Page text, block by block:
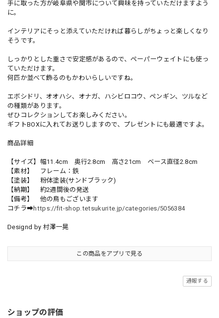
手に取った方が岐阜県や関市について興味を持っていただけますよう
に。
インテリアにそっと添えていただければ暮らしがちょっと楽しくなり
そうです。
しっかりとした重さで安定感があるので、ペーパーウェイトにも使っ
ていただけます。
何匹か並べて飾るのもかわいらしいですね。
エボシドリ、オオハシ、オナガ、ハシビロコウ、ペンギン、ツルなど
の種類があります。
ぜひコレクションしてお楽しみください。
ギフトBOXに入れてお送りしますので、プレゼントにも最適ですよ。
商品詳細
【サイズ】幅11.4cm 奥行2.8cm 高さ21cm ベース直径2.8cm
【素材】 フレーム：鉄
【塗装】 粉体塗装(サンドブラック)
【納期】 約2週間後の発送
【備考】 他の鳥もございます
コチラ➡https://fit-shop.tetsukurite.jp/categories/5056384
Designd by 村澤一晃
この商品をアプリで見る
通報する
ショップの評価